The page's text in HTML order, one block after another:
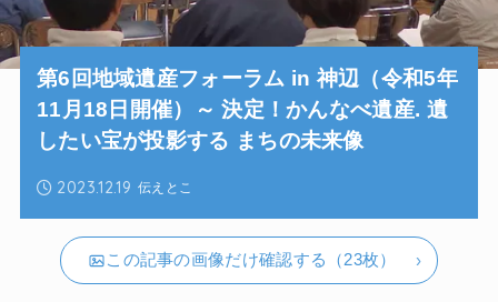
伝えとこ
2023.12.19
第6回地域遺産フォーラム in 神辺（令和5年
11月18日開催）～ 決定！かんなべ遺産. 遺
したい宝が投影する まちの未来像
この記事の画像だけ確認する（23枚）